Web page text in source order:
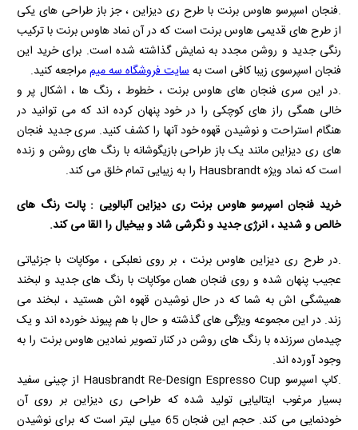
.فنجان اسپرسو هاوس برنت با طرح ری دیزاین ، جز باز طراحی های یکی
از طرح های قدیمی هاوس برنت است که در آن نماد هاوس برنت با ترکیب
رنگی جدید و روشن مجدد به نمایش گذاشته شده است. برای خرید این
فنجان اسپرسوی زیبا کافی است بهسایت فروشگاه سه میممراجعه کنید.
.در این سری فنجان های هاوس برنت ، خطوط ، رنگ ها ، اشکال پر و
خالی همگی راز های کوچکی را در خود پنهان کرده اند که می توانید در
هنگام استراحت و نوشیدن قهوه خود آنها را کشف کنید. سری جدید فنجان
های ری دیزاین مانند یک باز طراحی بازیگوشانه با رنگ های روشن و زنده
است که نماد ویژهHausbrandt را به زیبایی تمام خلق می کند.
خرید فنجان اسپرسو هاوس برنت ری دیزاین آلبالویی : پالت رنگ های
خالص و شدید ، انرژی جدید و نگرشی شاد و بیخیال را القا می کند.
.در طرح ری دیزاین هاوس برنت ، بر روی نعلبکی ، موکاپات با جزئیاتی
عجیب پنهان شده و روی فنجان همان موکاپات با رنگ های جدید و لبخند
همیشگی اش به شما که در حال نوشیدن قهوه اش هستید ، لبخند می
زند. در این مجموعه ویژگی های گذشته و حال با هم پیوند خورده اند و یک
چیدمان سرزنده با رنگ های روشن در کنار تصویر نمادین هاوس برنت را به
وجود آورده اند.
.کاپ اسپرسو Hausbrandt Re-Design Espresso Cup از چینی سفید
بسیار مرغوب ایتالیایی تولید شده که طراحی ری دیزاین بر روی آن
خودنمایی می کند. حجم این فنجان 65 میلی لیتر است که برای نوشیدن